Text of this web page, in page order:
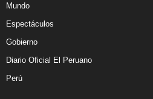
Mundo
Espectáculos
Gobierno
Diario Oficial El Peruano
Perú